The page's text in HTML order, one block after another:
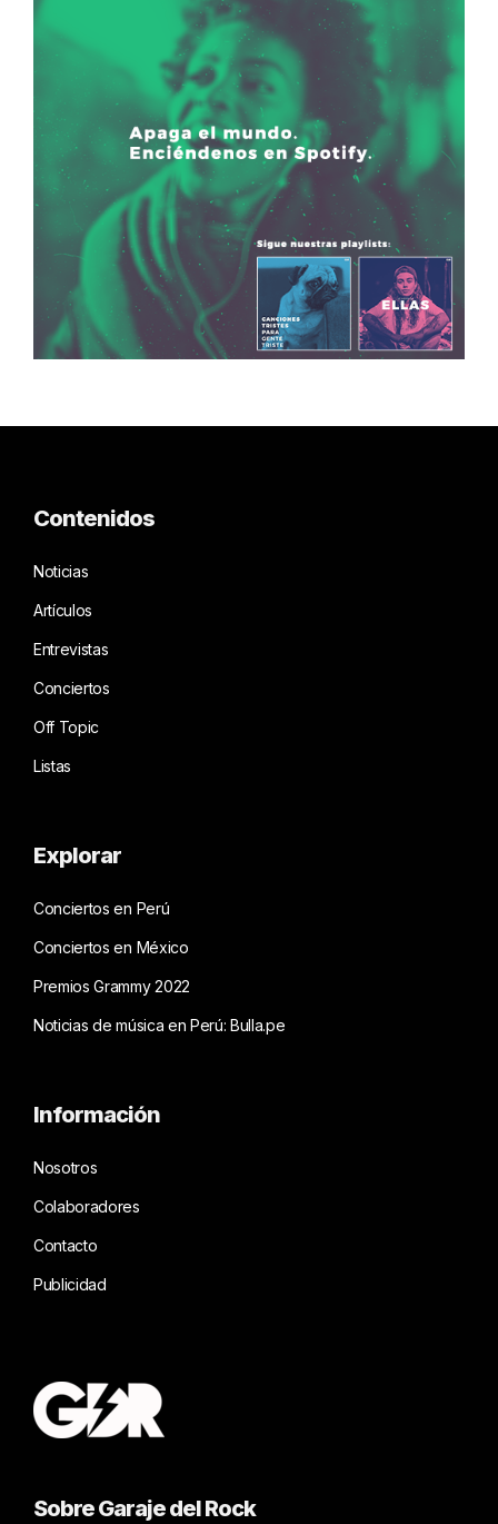
Contenidos
Noticias
Artículos
Entrevistas
Conciertos
Off Topic
Listas
Explorar
Conciertos en Perú
Conciertos en México
Premios Grammy 2022
Noticias de música en Perú: Bulla.pe
Información
Nosotros
Colaboradores
Contacto
Publicidad
Sobre Garaje del Rock